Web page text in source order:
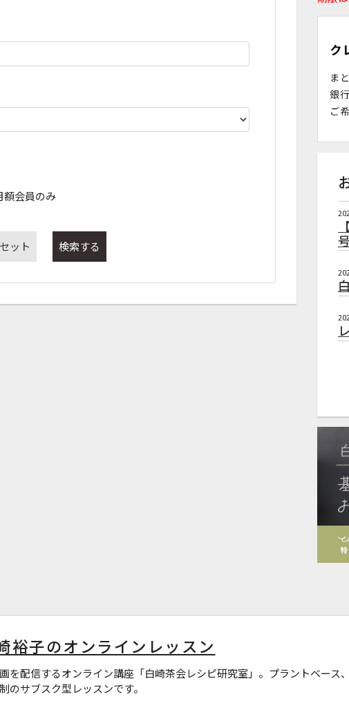
額会員のみ
ット 検索する
裕子のオンラインレッスン
を配信するオンライン講座「白崎茶会レシピ研究室」。プラントベース
サブスク型レッスンです。